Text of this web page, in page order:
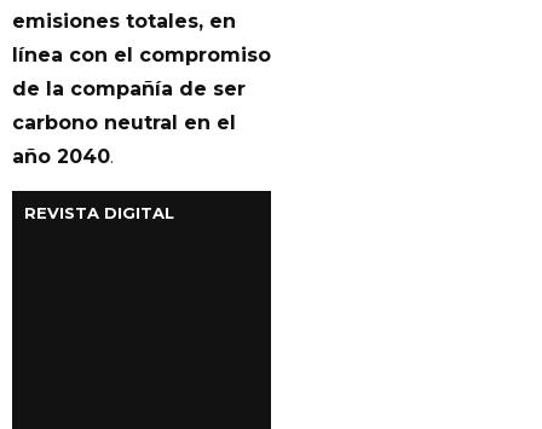
emisiones totales, en
línea con el compromiso
de la compañía de ser
carbono neutral en el
año 2040.
REVISTA DIGITAL